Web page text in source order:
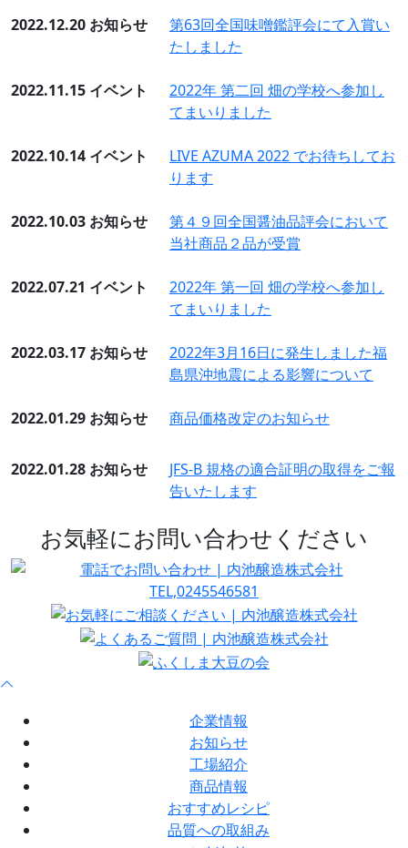
2022.12.20 お知らせ
第63回全国味噌鑑評会にて入賞い
たしました
2022.11.15 イベント
2022年 第二回 畑の学校へ参加し
てまいりました
2022.10.14 イベント
LIVE AZUMA 2022 でお待ちしてお
ります
2022.10.03 お知らせ
第４９回全国醤油品評会において
当社商品２品が受賞
2022.07.21 イベント
2022年 第一回 畑の学校へ参加し
てまいりました
2022.03.17 お知らせ
2022年3月16日に発生しました福
島県沖地震による影響について
2022.01.29 お知らせ 商品価格改定のお知らせ
2022.01.28 お知らせ
JFS-B 規格の適合証明の取得をご報
告いたします
お気軽にお問い合わせください
企業情報
お知らせ
工場紹介
商品情報
おすすめレシピ
品質への取組み